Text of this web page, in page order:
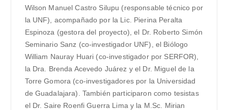
Wilson Manuel Castro Silupu (responsable técnico por
la UNF), acompañado por la Lic. Pierina Peralta
Espinoza (gestora del proyecto), el Dr. Roberto Simón
Seminario Sanz (co-investigador UNF), el Biólogo
William Nauray Huari (co-investigador por SERFOR),
la Dra. Brenda Acevedo Juárez y el Dr. Miguel de la
Torre Gomora (co-investigadores por la Universidad
de Guadalajara). También participaron como tesistas
el Dr. Saire Roenfi Guerra Lima y la M.Sc. Mirian